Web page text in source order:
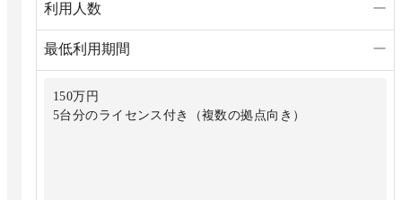
利用人数 ー
最低利用期間 ー
150万円
5台分のライセンス付き（複数の拠点向き）